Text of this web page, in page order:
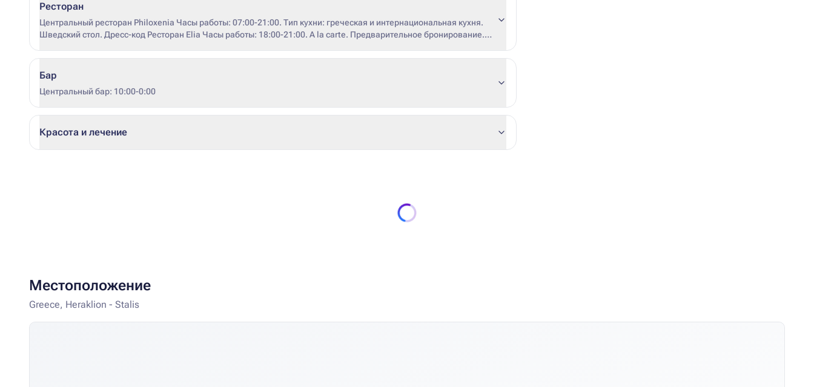
Ресторан
Центральный ресторан Philoxenia Часы работы: 07:00-21:00. Тип кухни: греческая и интернациональная кухня.
Шведский стол. Дресс-код Ресторан Elia Часы работы: 18:00-21:00. А la carte. Предварительное бронирование.
Бар
Центральный бар: 10:00-0:00
Красота и лечение
Местоположение
Greece, Heraklion - Stalis